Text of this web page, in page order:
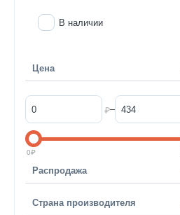
В наличии
Цена
₽–
0₽
Распродажа
Страна производителя